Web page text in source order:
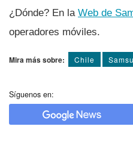
¿Dónde? En la Web de
operadores móviles.
Mira más sobre: Chile
Síguenos en: